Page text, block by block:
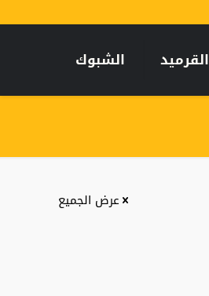
القرميد الشبوك
عرض الجميع